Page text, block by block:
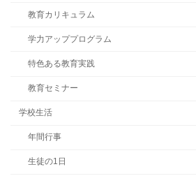
教育カリキュラム
学力アッププログラム
特色ある教育実践
教育セミナー
学校生活
年間行事
生徒の1日